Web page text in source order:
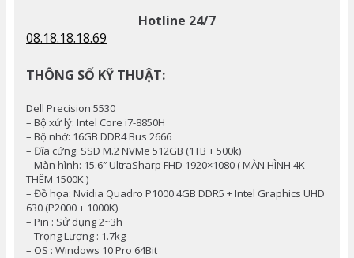
Hotline 24/7
08.18.18.18.69
THÔNG SỐ KỸ THUẬT:
Dell Precision 5530
– Bộ xử lý: Intel Core i7-8850H
– Bộ nhớ: 16GB DDR4 Bus 2666
– Đĩa cứng: SSD M.2 NVMe 512GB (1TB + 500k)
– Màn hình: 15.6″ UltraSharp FHD 1920×1080 ( MÀN HÌNH 4K
THÊM 1500K )
– Đồ họa: Nvidia Quadro P1000 4GB DDR5 + Intel Graphics UHD
630 (P2000 + 1000K)
– Pin : Sử dụng 2~3h
– Trọng Lượng : 1.7kg
– OS : Windows 10 Pro 64Bit